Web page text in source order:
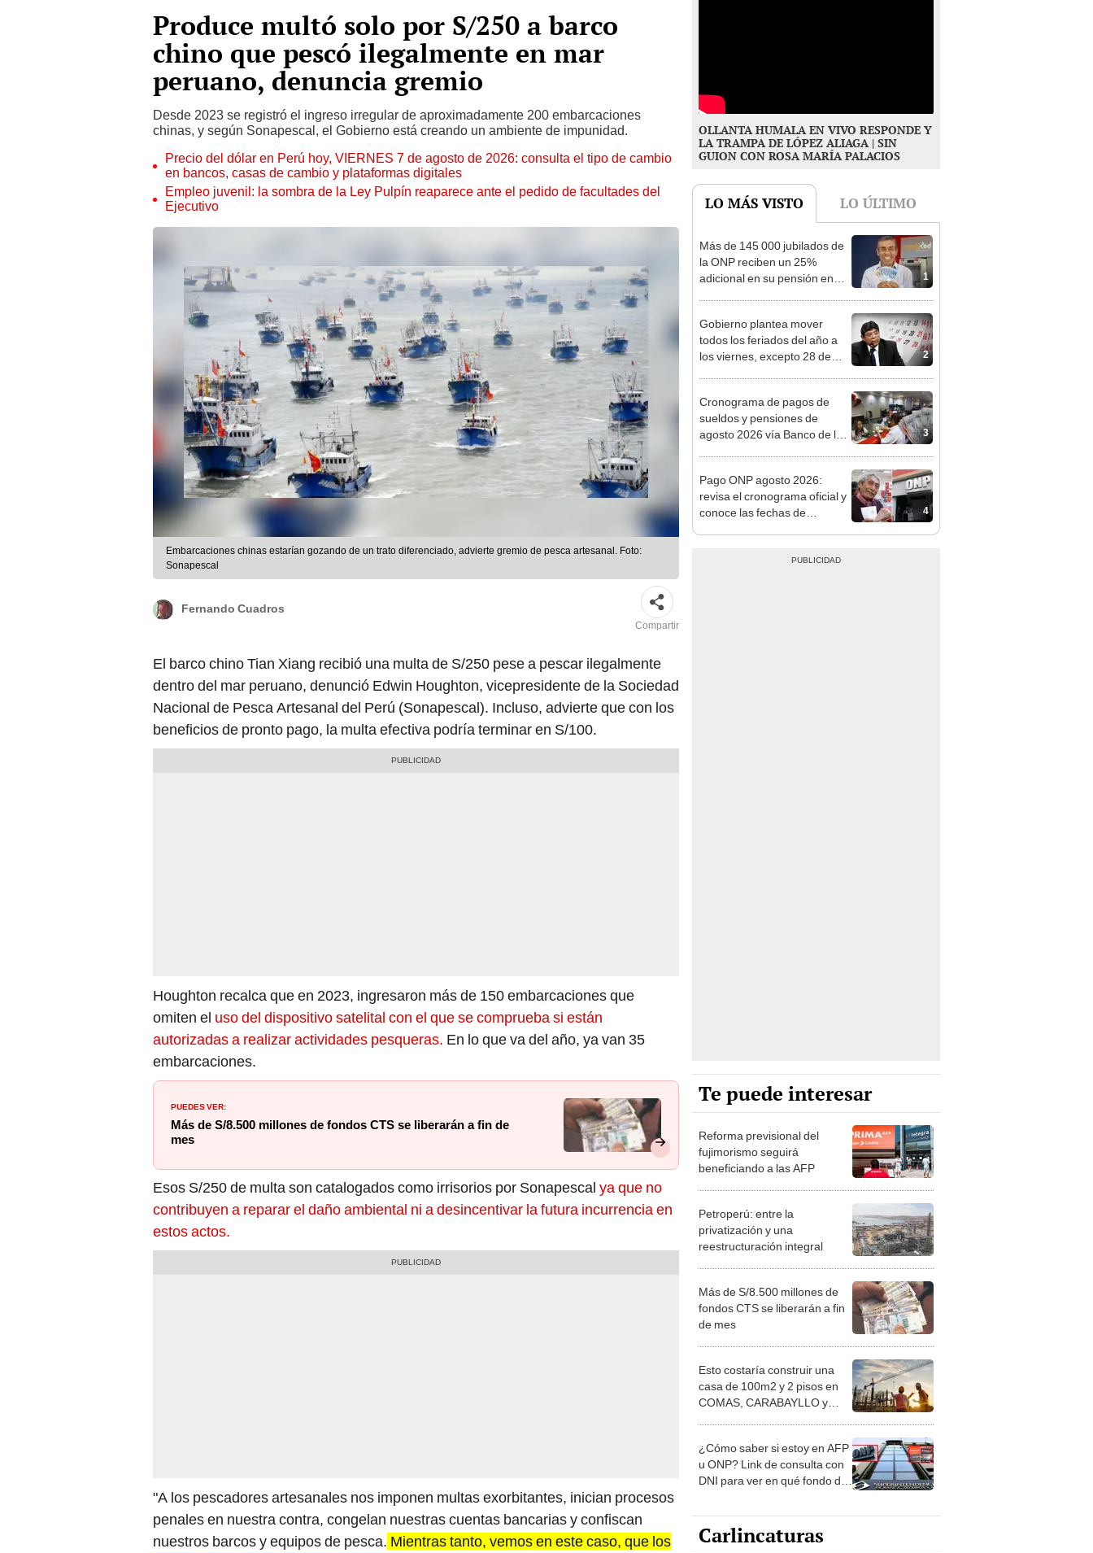
Produce multó solo por S/250 a barco
chino que pescó ilegalmente en mar
peruano, denuncia gremio
Desde 2023 se registró el ingreso irregular de aproximadamente 200 embarcaciones
chinas, y según Sonapescal, el Gobierno está creando un ambiente de impunidad.
Precio del dólar en Perú hoy, VIERNES 7 de agosto de 2026: consulta el tipo de cambio
en bancos, casas de cambio y plataformas digitales
Empleo juvenil: la sombra de la Ley Pulpín reaparece ante el pedido de facultades del
Ejecutivo
Embarcaciones chinas estarían gozando de un trato diferenciado, advierte gremio de pesca artesanal. Foto:
Sonapescal
Fernando Cuadros
Compartir
El barco chino Tian Xiang recibió una multa de S/250 pese a pescar ilegalmente
dentro del mar peruano, denunció Edwin Houghton, vicepresidente de la Sociedad
Nacional de Pesca Artesanal del Perú (Sonapescal). Incluso, advierte que con los
beneficios de pronto pago, la multa efectiva podría terminar en S/100.
Houghton recalca que en 2023, ingresaron más de 150 embarcaciones que
omiten el uso del dispositivo satelital con el que se comprueba si están
autorizadas a realizar actividades pesqueras. En lo que va del año, ya van 35
embarcaciones.
PUEDES VER:
Más de S/8.500 millones de fondos CTS se liberarán a fin de
mes
Esos S/250 de multa son catalogados como irrisorios por Sonapescal ya que no
contribuyen a reparar el daño ambiental ni a desincentivar la futura incurrencia en
estos actos.
"A los pescadores artesanales nos imponen multas exorbitantes, inician procesos
penales en nuestra contra, congelan nuestras cuentas bancarias y confiscan
nuestros barcos y equipos de pesca. Mientras tanto, vemos en este caso, que los
OLLANTA HUMALA EN VIVO RESPONDE Y
LA TRAMPA DE LÓPEZ ALIAGA | SIN
GUION CON ROSA MARÍA PALACIOS
LO MÁS VISTO LO ÚLTIMO
1
Más de 145 000 jubilados de
la ONP reciben un 25%
adicional en su pensión en
2
Gobierno plantea mover
todos los feriados del año a
los viernes, excepto 28 de
3
Cronograma de pagos de
sueldos y pensiones de
agosto 2026 vía Banco de la
4
Pago ONP agosto 2026:
revisa el cronograma oficial y
conoce las fechas de
Te puede interesar
Reforma previsional del
fujimorismo seguirá
beneficiando a las AFP
Petroperú: entre la
privatización y una
reestructuración integral
Más de S/8.500 millones de
fondos CTS se liberarán a fin
de mes
Esto costaría construir una
casa de 100m2 y 2 pisos en
COMAS, CARABAYLLO y
¿Cómo saber si estoy en AFP
u ONP? Link de consulta con
DNI para ver en qué fondo de
Carlincaturas